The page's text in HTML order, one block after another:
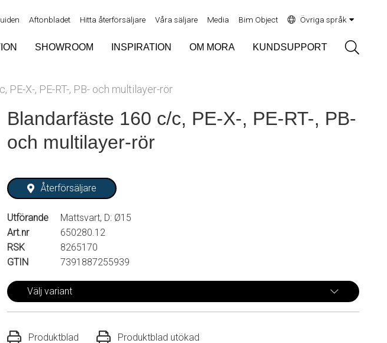
Aftonbladet Hitta återförsäljare Våra säljare Media Bim Object Övriga språk
SHOWROOM INSPIRATION OM MORA KUNDSUPPORT
PE-X-, PE-RT-, PB- och multilayer-rör
Blandarfäste 160 c/c, PE-X-, PE-RT-, PB-
och multilayer-rör
Återförsäljare
Utförande
Mattsvart, D: Ø15
Art.nr
650280.12
RSK
8265170
GTIN
7391887255939
Välj variant
Produktblad Produktblad utökad